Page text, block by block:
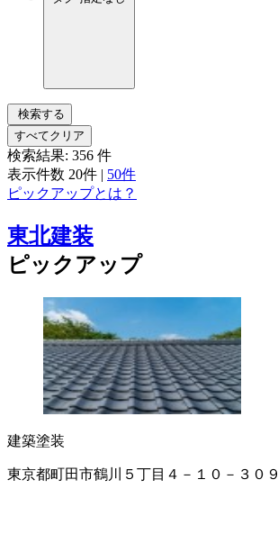
検索する
すべてクリア
検索結果: 356 件
表示件数 20件 | 50件
ピックアップとは？
東北建装
ピックアップ
建築塗装
東京都町田市鶴川５丁目４－１０－３０９